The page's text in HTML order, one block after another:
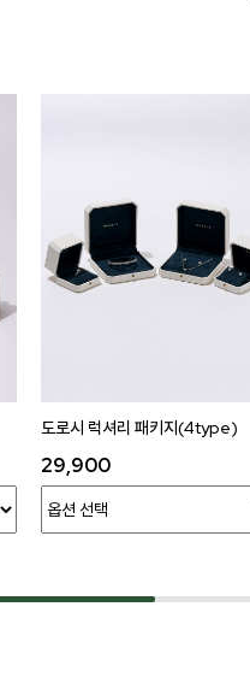
도로시 럭셔리 패키지(4type)
29,900